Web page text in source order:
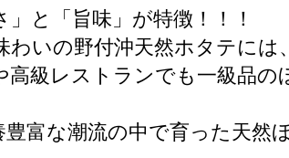
と「旨味」が特徴！！！
わいの野付沖天然ホタテに
高級レストランでも一級品
富な潮流の中で育った天然